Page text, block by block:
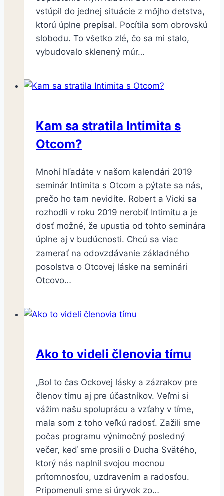
vstúpil do jednej situácie z môjho detstva,
ktorú úplne prepísal. Pocítila som obrovskú
slobodu. To všetko zlé, čo sa mi stalo,
vybudovalo sklenený múr…
Kam sa stratila Intimita s
Otcom?
Mnohí hľadáte v našom kalendári 2019
seminár Intimita s Otcom a pýtate sa nás,
prečo ho tam nevidíte. Robert a Vicki sa
rozhodli v roku 2019 nerobiť Intimitu a je
dosť možné, že upustia od tohto seminára
úplne aj v budúcnosti. Chcú sa viac
zamerať na odovzdávanie základného
posolstva o Otcovej láske na seminári
Otcovo…
Ako to videli členovia tímu
„Bol to čas Ockovej lásky a zázrakov pre
členov tímu aj pre účastníkov. Veľmi si
vážim našu spoluprácu a vzťahy v tíme,
mala som z toho veľkú radosť. Zažili sme
počas programu výnimočný posledný
večer, keď sme prosili o Ducha Svätého,
ktorý nás naplnil svojou mocnou
prítomnosťou, uzdravením a radosťou.
Pripomenuli sme si úryvok zo…